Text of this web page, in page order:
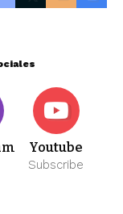
Youtube
Subscribe